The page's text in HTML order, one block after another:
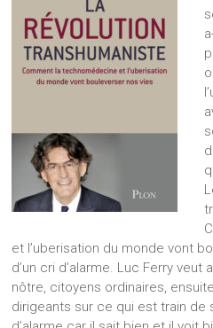
et l’uberisation du monde vont
d’un cri d’alarme. Luc Ferry veut
nôtre, citoyens ordinaires,
dirigeants sur ce qui est train de